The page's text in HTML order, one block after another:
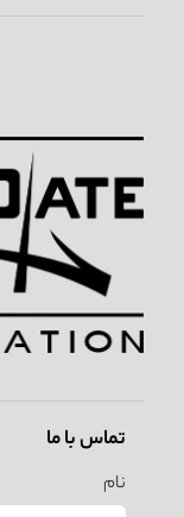
تماس با ما
نام